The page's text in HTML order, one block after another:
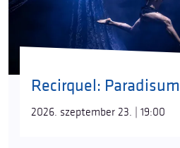
Recirquel: Paradisum
2026. szeptember 23. | 19:00